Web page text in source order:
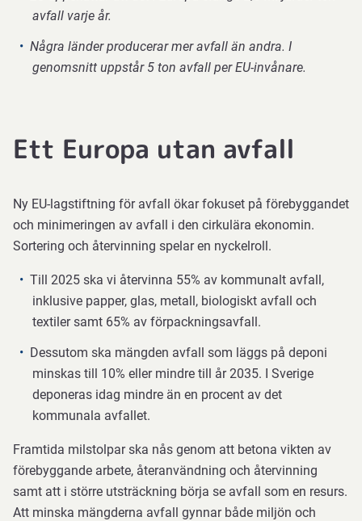
avfall varje år.
Några länder producerar mer avfall än andra. I
genomsnitt uppstår 5 ton avfall per EU-invånare.
Ett Europa utan avfall
Ny EU-lagstiftning för avfall ökar fokuset på förebyggandet
och minimeringen av avfall i den cirkulära ekonomin.
Sortering och återvinning spelar en nyckelroll.
Till 2025 ska vi återvinna 55% av kommunalt avfall,
inklusive papper, glas, metall, biologiskt avfall och
textiler samt 65% av förpackningsavfall.
Dessutom ska mängden avfall som läggs på deponi
minskas till 10% eller mindre till år 2035. I Sverige
deponeras idag mindre än en procent av det
kommunala avfallet.
Framtida milstolpar ska nås genom att betona vikten av
förebyggande arbete, återanvändning och återvinning
samt att i större utsträckning börja se avfall som en resurs.
Att minska mängderna avfall gynnar både miljön och